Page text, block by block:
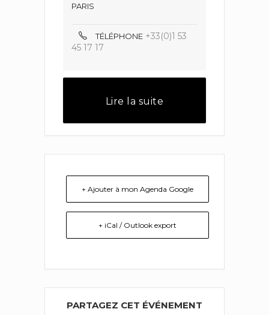
PARIS
TÉLÉPHONE +33(0)1 53
45 17 17
Lire la suite
+ Ajouter à mon Agenda Google
+ iCal / Outlook export
PARTAGEZ CET ÉVÉNEMENT